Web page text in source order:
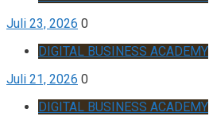
Juli 23, 2026 0
DIGITAL BUSINESS ACADEMY
Juli 21, 2026 0
DIGITAL BUSINESS ACADEMY